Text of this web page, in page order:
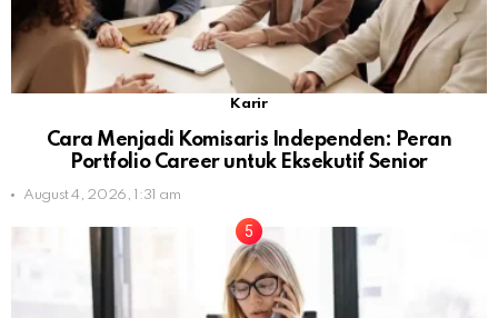
Karir
Cara Menjadi Komisaris Independen: Peran
Portfolio Career untuk Eksekutif Senior
August 4, 2026, 1:31 am